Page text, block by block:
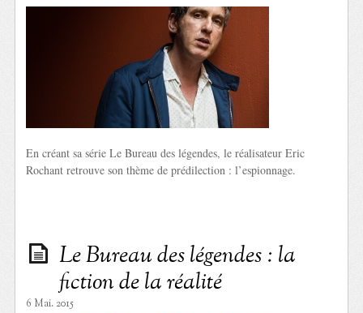
En créant sa série Le Bureau des légendes, le réalisateur Eric
Rochant retrouve son thème de prédilection : l’espionnage.
Le Bureau des légendes : la
fiction de la réalité
6 Mai. 2015